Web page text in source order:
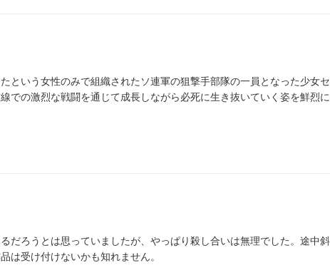
という女性のみで組織されたソ連軍の狙撃手部隊の一員となった少女
での激烈な戦闘を通じて成長しながら必死に生き抜いていく姿を鮮烈
だろうとは思っていましたが、やっぱり殺し合いは無理でした。途中斜
は受け付けないかも知れません。